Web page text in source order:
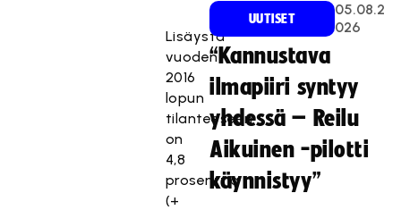
Lisäystä
vuoden
2016
lopun
tilanteeseen
on
4,8
prosenttia
(+
UUTISET
05.08.2
026
“Kannustava
ilmapiiri syntyy
yhdessä – Reilu
Aikuinen -pilotti
käynnistyy”